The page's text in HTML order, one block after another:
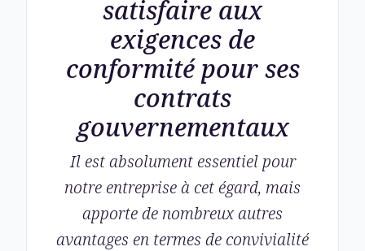
satisfaire aux
exigences de
conformité pour ses
contrats
gouvernementaux
Il est absolument essentiel pour
notre entreprise à cet égard, mais
apporte de nombreux autres
avantages en termes de convivialité